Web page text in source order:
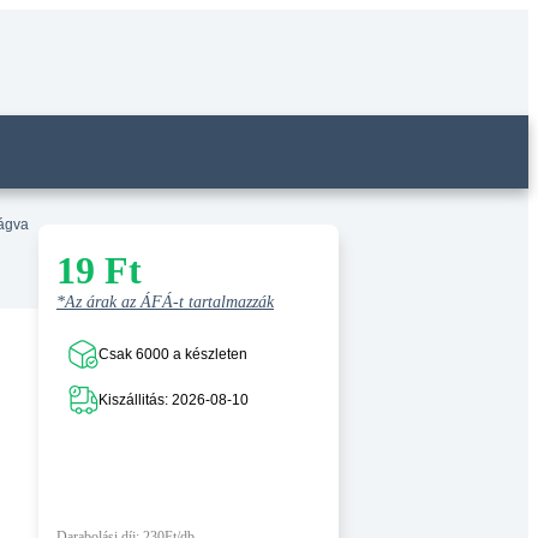
19 Ft
*Az árak az ÁFÁ-t tartalmazzák
Csak 6000 a készleten
Kiszállitás: 2026-08-10